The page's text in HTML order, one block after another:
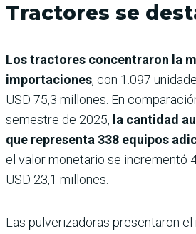
Tractores se
Los tractores concentraron la
importaciones, con 1.097
USD 75,3 millones. En
semestre de 2025, la cantidad
que representa 338 equipos
el valor monetario se incrementó
USD 23,1 millones.
Las pulverizadoras presentaron